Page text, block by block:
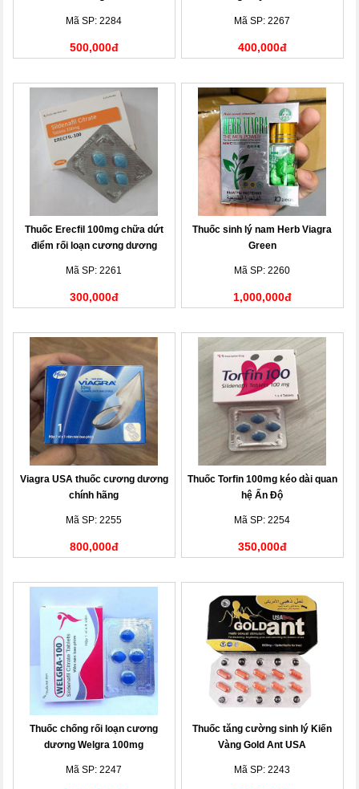
Mã SP: 2284
500,000đ
Mã SP: 2267
400,000đ
Thuốc Erecfil 100mg chữa dứt
điểm rối loạn cương dương
Mã SP: 2261
300,000đ
Thuốc sinh lý nam Herb Viagra
Green
Mã SP: 2260
1,000,000đ
Viagra USA thuốc cương dương
chính hãng
Mã SP: 2255
800,000đ
Thuốc Torfin 100mg kéo dài quan
hệ Ấn Độ
Mã SP: 2254
350,000đ
Thuốc chống rối loạn cương
dương Welgra 100mg
Mã SP: 2247
Thuốc tăng cường sinh lý Kiến
Vàng Gold Ant USA
Mã SP: 2243